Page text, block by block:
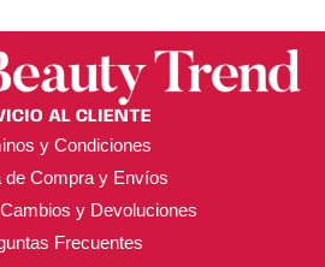
AL CLIENTE
y Condiciones
de Compra y Envíos
y Devoluciones
Frecuentes